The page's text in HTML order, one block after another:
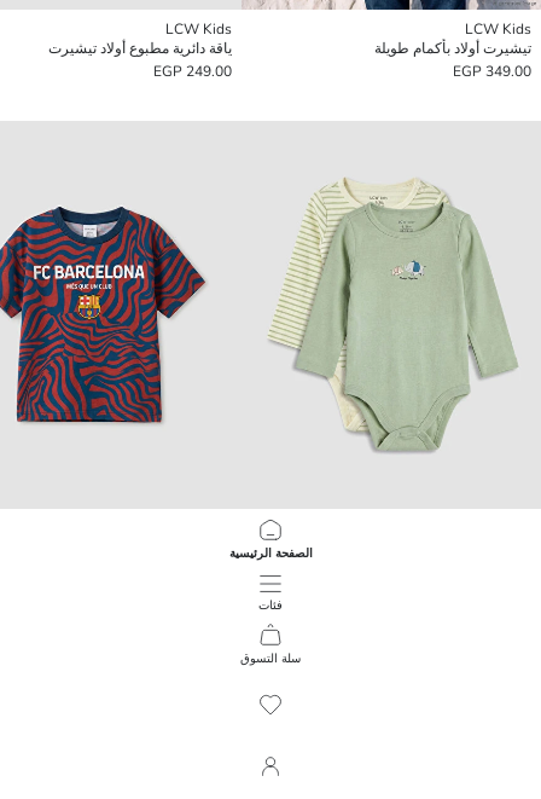
الصفحة الرئيسية
فئات
سلة التسوق
LCW Kids
تيشيرت أولاد بأكمام طويلة
349.00 EGP
LCW Kids
ياقة دائرية مطبوع أولاد تيشيرت
249.00 EGP
تيشيرت أولاد مطبوع برشلونة